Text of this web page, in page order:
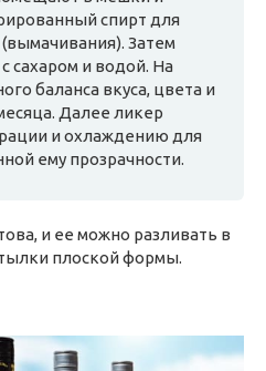
спирт для
Затем
сахаром и водой. На
баланса вкуса, цвета и
Далее ликер
и охлаждению для
ему прозрачности.
и ее можно разливать в
плоской формы.